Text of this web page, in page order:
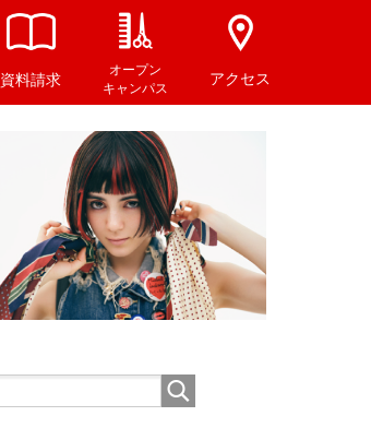
アクセス
オープン
キャンパス
資料請求